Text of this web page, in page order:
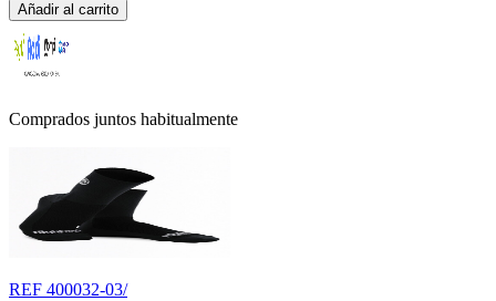
Añadir al carrito
Comprados juntos habitualmente
REF 400032-03/